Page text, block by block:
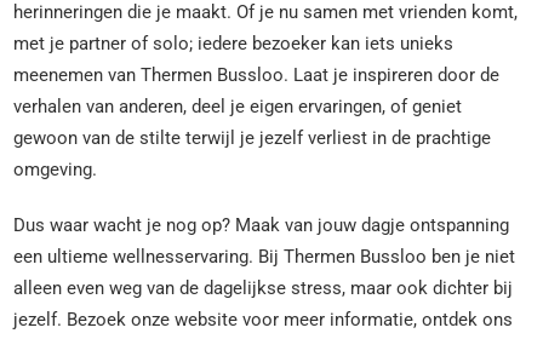
herinneringen die je maakt. Of je nu samen met vrienden komt,
met je partner of solo; iedere bezoeker kan iets unieks
meenemen van Thermen Bussloo. Laat je inspireren door de
verhalen van anderen, deel je eigen ervaringen, of geniet
gewoon van de stilte terwijl je jezelf verliest in de prachtige
omgeving.
Dus waar wacht je nog op? Maak van jouw dagje ontspanning
een ultieme wellnesservaring. Bij Thermen Bussloo ben je niet
alleen even weg van de dagelijkse stress, maar ook dichter bij
jezelf. Bezoek onze website voor meer informatie, ontdek ons